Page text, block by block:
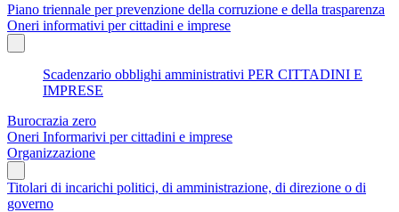
Piano triennale per prevenzione della corruzione e della trasparenza
Oneri informativi per cittadini e imprese
Scadenzario obblighi amministrativi PER CITTADINI E
IMPRESE
Burocrazia zero
Oneri Informarivi per cittadini e imprese
Organizzazione
Titolari di incarichi politici, di amministrazione, di direzione o di
governo